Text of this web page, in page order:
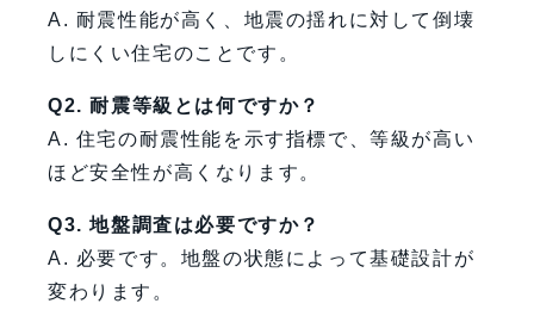
A. 耐震性能が高く、地震の揺れに対して倒壊
しにくい住宅のことです。
Q2. 耐震等級とは何ですか？
A. 住宅の耐震性能を示す指標で、等級が高い
ほど安全性が高くなります。
Q3. 地盤調査は必要ですか？
A. 必要です。地盤の状態によって基礎設計が
変わります。